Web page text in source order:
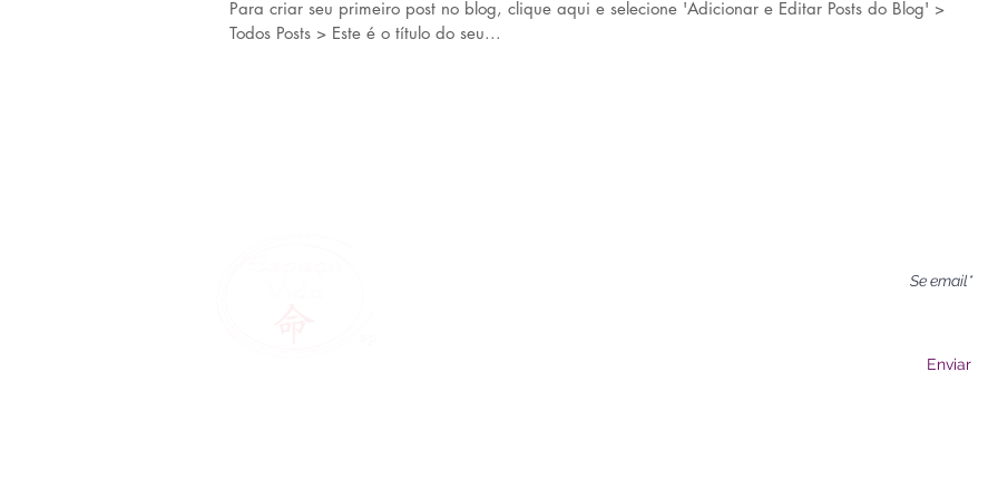
Para criar seu primeiro post no blog, clique aqui e selecione 'Adicionar e Editar Posts do Blog' >
Todos Posts > Este é o título do seu...
Enviar